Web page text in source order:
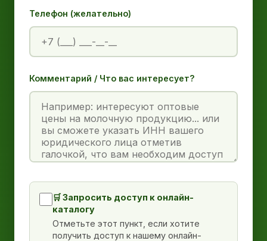
Телефон (желательно)
Комментарий / Что вас интересует?
🛒 Запросить доступ к онлайн-
каталогу
Отметьте этот пункт, если хотите
получить доступ к нашему онлайн-